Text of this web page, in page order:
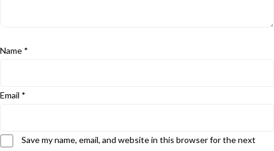
Name *
Email *
Save my name, email, and website in this browser for the next